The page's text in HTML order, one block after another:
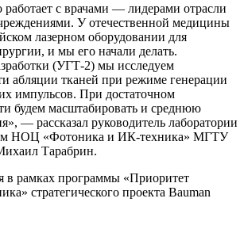
с врачами — лидерами отрасли
У отечественной медицины
лазерном оборудовании для
и мы его начали делать.
(УГТ-2) мы исследуем
абляции тканей при режиме генерации
импульсов. При достаточном
будем масштабировать и среднюю
— рассказал руководитель лаборатории
НОЦ «Фотоника и ИК-техника» МГТУ
Тарабрин.
в рамках программы «Приоритет
стратегического проекта Bauman